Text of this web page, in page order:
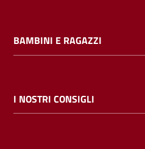
Cerca nei
cataloghi
Chiedi al
BAMBINI E RAGAZZI
I NOSTRI CONSIGLI